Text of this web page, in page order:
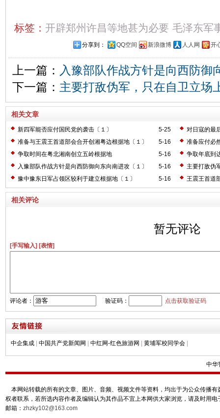
标签： 开辟郑州许昌等地甚为必要 毛泽东军
分享到： QQ空间 新浪微博 人人网 开
上一篇： 入豫部队作战方针是向西防御
下一篇： 主要打敌伪军，只在自卫立场
相关文章
5-25
新四军能否应付国民党的袭击〔１〕
对日寇的最
5-16
准备与王震王首道部会合开创湘粤边根据地〔１〕
准备应付必
5-16
争取时间在粤北湘南创立五岭根据地
争取年底到
5-16
入豫部队作战方针是向西防御向东向南进攻〔１〕
主要打敌伪
5-16
豫中豫东日军占领区较利于建立根据地〔１〕 王震王首道
相关评论
暂无评论
[手写输入] [表情]
评论者： 验证码： 点击获取验证码
中企集成 | 中国共产党新闻网 | 中红网-红色旅游网 | 黄埔军校同学会 |
中华
本网站转载的所有的文章、图片、音频、视频文件等资料，均出于为公众传播
权者联系，若所选内容作者及编辑认为其作品不宜上本网供大家浏览，请及时用
邮箱： zhzky102@163.com